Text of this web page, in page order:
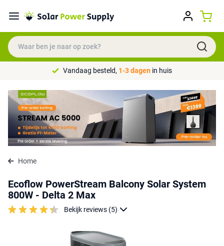
Vandaag besteld, 1-3 dagen in huis
Home
Ecoflow PowerStream Balcony Solar System
800W - Delta 2 Max
Bekijk reviews (5)